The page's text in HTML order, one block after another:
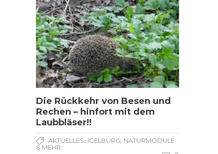
Die Rückkehr von Besen und
Rechen – hinfort mit dem
Laubbläser!!
AKTUELLES, IGELBURG, NATURMODULE
& MEHR